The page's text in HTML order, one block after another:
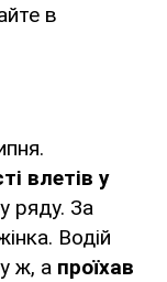
в
влетів у
ряду. За
Водій
ж, а проїхав